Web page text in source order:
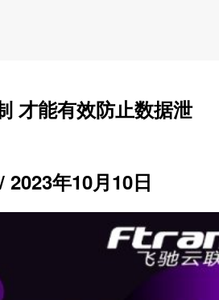
才能有效防止数据泄
2023年10月10日